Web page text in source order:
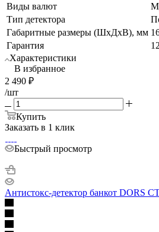
Виды валют
Тип детектора
Габаритные размеры (ШхДхВ), мм
Гарантия
Характеристики
В избранное
2 490 ₽
/шт
Купить
Заказать в 1 клик
Быстрый просмотр
Антистокс-детектор банкот DORS